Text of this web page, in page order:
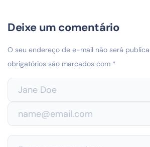
Deixe um comentário
O seu endereço de e-mail não será
obrigatórios são marcados com *